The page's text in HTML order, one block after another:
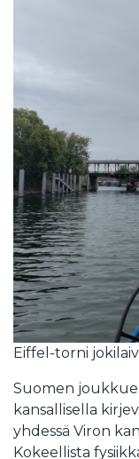
Eiffel-torni
Suomen
kansallisella
yhdessä Viron
Kokeellista